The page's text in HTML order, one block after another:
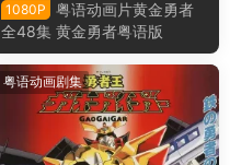
1080P
粤语动画片黄金勇者
全48集 黄金勇者粤语版
粤语动画剧集